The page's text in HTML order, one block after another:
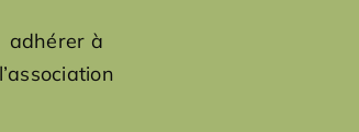
adhérer à
l’association